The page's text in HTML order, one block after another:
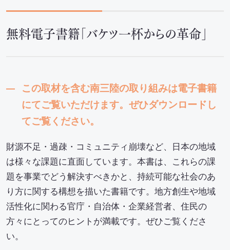
無料電子書籍「バケツ一杯からの革命」
この取材を含む南三陸の取り組みは電子書籍
にてご覧いただけます。ぜひダウンロードし
てご覧ください。
財源不足・過疎・コミュニティ崩壊など、日本の地域
は様々な課題に直面しています。本書は、これらの課
題を事業でどう解決すべきかと、持続可能な社会のあ
り方に関する構想を描いた書籍です。地方創生や地域
活性化に関わる官庁・自治体・企業経営者、住民の
方々にとってのヒントが満載です。ぜひご覧くださ
い。